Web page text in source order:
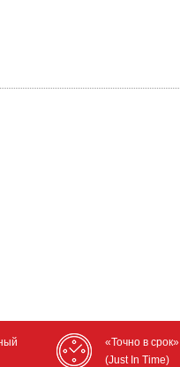
«Точно в срок»
(Just In Time)